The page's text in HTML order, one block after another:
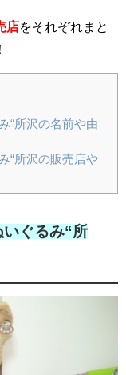
店をそれぞれまと
“所沢の名前や由
“所沢の販売店や
ぐるみ“所